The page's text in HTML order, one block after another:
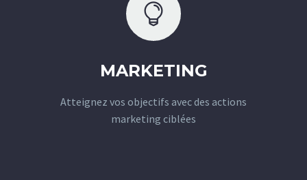


MARKETING
Atteignez vos objectifs avec des actions
marketing ciblées